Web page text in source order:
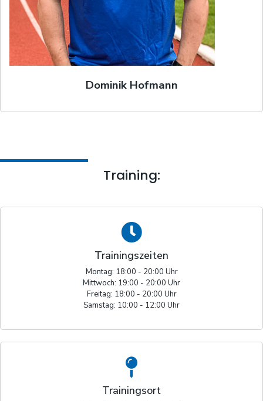
Dominik Hofmann
Training:
Trainingszeiten
Montag: 18:00 - 20:00 Uhr
Mittwoch: 19:00 - 20:00 Uhr
Freitag: 18:00 - 20:00 Uhr
Samstag: 10:00 - 12:00 Uhr
Trainingsort